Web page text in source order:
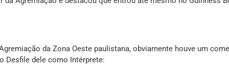
da Zona Oeste paulistana, obviamente houve um
Desfile dele como Intérprete: